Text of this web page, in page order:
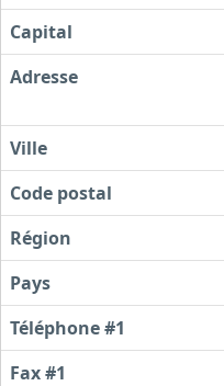
Capital
Adresse
Ville
Code postal
Région
Pays
Téléphone #1
Fax #1